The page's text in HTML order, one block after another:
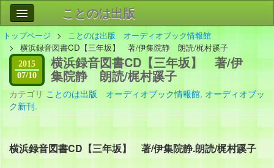
ことのは出版
作品
事業案内
会社情報
お問い合わせ
検索
トップページ
ことのは出版 オーディオブック情報館
横浜録音図書CD【三年坂】 著/伊集院静 朗読/梶村蹊子
2015
07/10
横浜録音図書CD【三年坂】 著/伊
集院静 朗読/梶村蹊子
カテゴリ ことのは出版 オーディオブック情報館, オーディオブッ
ク新刊.
横浜録音図書CD【三年坂】 著/伊集院静.朗読/梶村蹊子